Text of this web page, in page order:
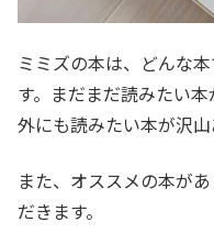
ミミズの本は、どんな
す。まだまだ読みたい
外にも読みたい本が沢山
また、オススメの本が
だきます。